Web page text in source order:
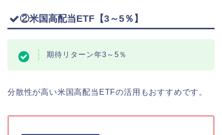
②米国高配当ETF【3～5％】
期待リターン年3～5％
分散性が高い米国高配当ETFの活用もおすすめです。